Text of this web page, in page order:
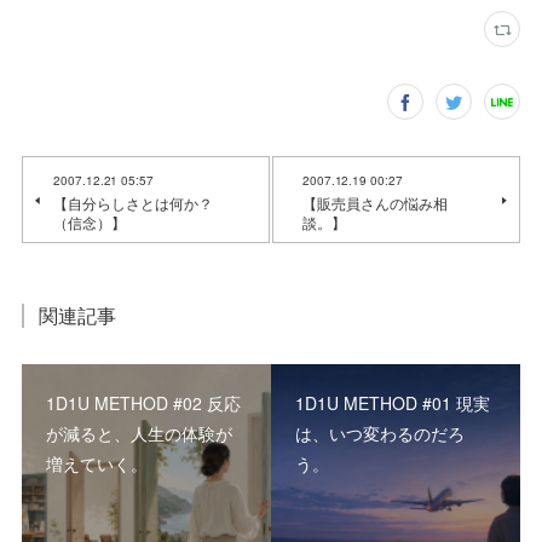
2007.12.21 05:57
【自分らしさとは何か？
（信念）】
2007.12.19 00:27
【販売員さんの悩み相
談。】
関連記事
1D1U METHOD #02 反応
が減ると、人生の体験が
増えていく。
1D1U METHOD #01 現実
は、いつ変わるのだろ
う。